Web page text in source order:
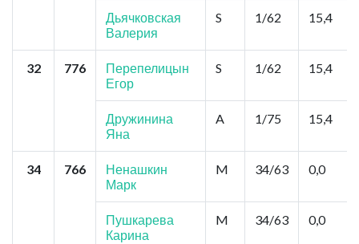
Дьячковская
Валерия
S 1/62 15,4
32 776
Перепелицын
Егор
S 1/62 15,4
Дружинина
Яна
A 1/75 15,4
34 766
Ненашкин
Марк
M 34/63 0,0
Пушкарева
Карина
M 34/63 0,0